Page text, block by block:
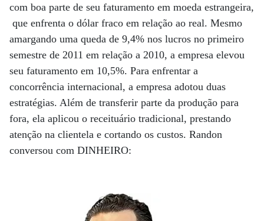
com boa parte de seu faturamento em moeda estrangeira,
que enfrenta o dólar fraco em relação ao real. Mesmo
amargando uma queda de 9,4% nos lucros no primeiro
semestre de 2011 em relação a 2010, a empresa elevou
seu faturamento em 10,5%. Para enfrentar a
concorrência internacional, a empresa adotou duas
estratégias. Além de transferir parte da produção para
fora, ela aplicou o receituário tradicional, prestando
atenção na clientela e cortando os custos. Randon
conversou com DINHEIRO: